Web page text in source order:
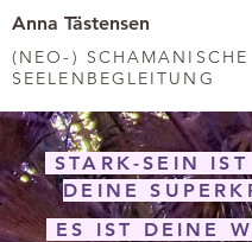
Anna Tästensen
(NEO-) SCHAMANISCHE
SEELENBEGLEITUNG
STARK-SEIN
DEINE
ES IST DEINE